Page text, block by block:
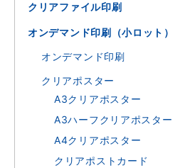
クリアファイル印刷
オンデマンド印刷（小ロット）
オンデマンド印刷
クリアポスター
A3クリアポスター
A3ハーフクリアポスター
A4クリアポスター
クリアポストカード